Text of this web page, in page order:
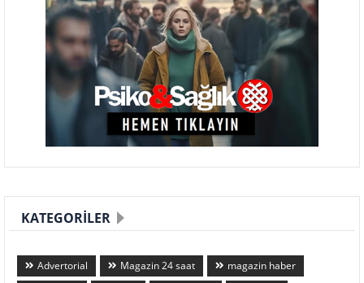
KATEGORILER
Advertorial Magazin 24 saat
magazin haber